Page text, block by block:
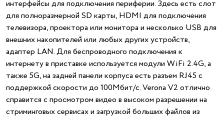
интерфейсы для подключения периферии. Здесь есть слот
для полноразмерной SD карты, HDMI для подключения
телевизора, проектора или монитора и несколько USB для
внешних накопителей или любых других устройств,
адаптер LAN. Для беспроводного подключения к
интернету в приставке используется модули WiFi 2.4G, а
также 5G, на задней панели корпуса есть разъем RJ45 с
поддержкой скорости до 100Мбит/с. Verona V2 отлично
справится с просмотром видео в высоком разрешении на
стриминговых сервисах и загрузкой больших файлов из